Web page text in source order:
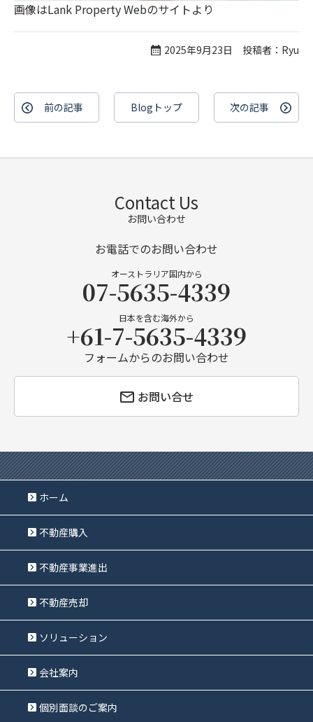
画像はLank Property Webのサイトより
2025年9月23日 投稿者：Ryu
前の記事 Blogトップ 次の記事
Contact Us
お問い合わせ
お電話でのお問い合わせ
オーストラリア国内から
07-5635-4339
日本を含む海外から
+61-7-5635-4339
フォームからのお問い合わせ
お問い合せ
ホーム
不動産購入
不動産事業進出
不動産売却
ソリューション
会社案内
個別面談のご案内